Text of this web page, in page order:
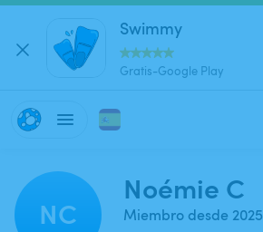
Swimmy
Gratis-Google Play
NC
Noémie C
Miembro desde 2025